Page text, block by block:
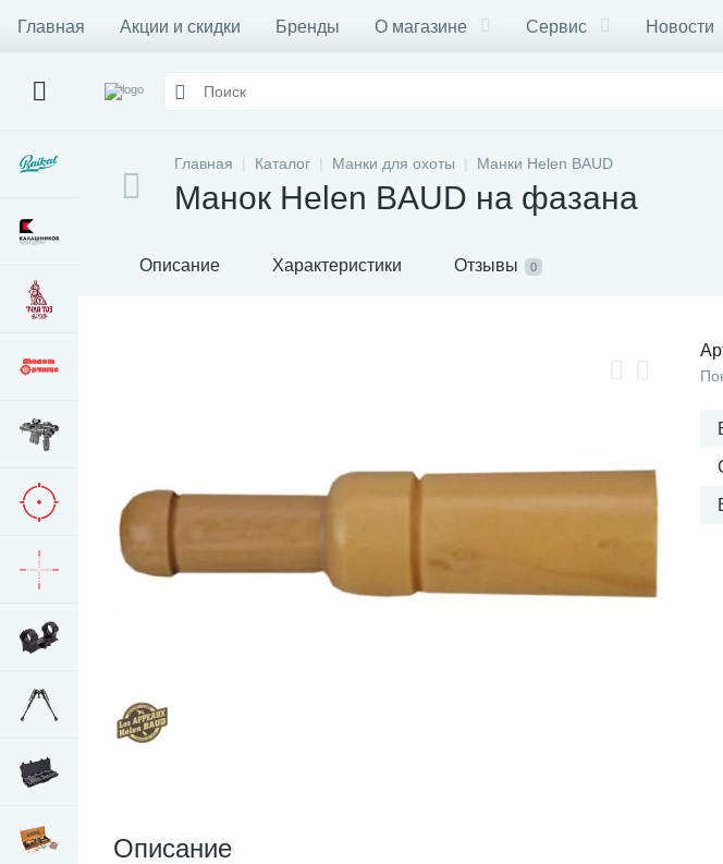
Главная Акции и скидки Бренды О магазине Сервис Новости
Главная Каталог Манки для охоты Манки Helen BAUD
Манок Helen BAUD на фазана
Описание Характеристики Отзывы 0
Описание